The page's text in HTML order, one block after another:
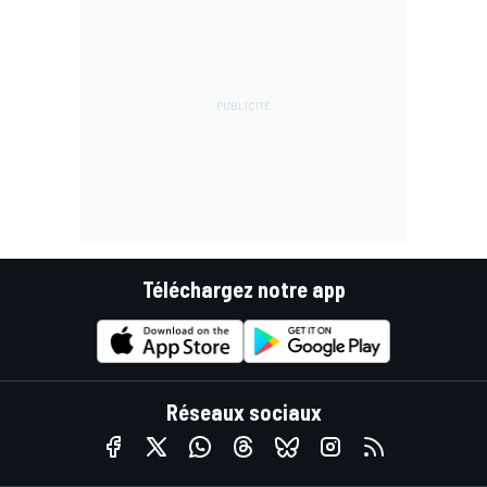
Téléchargez notre app
Réseaux sociaux